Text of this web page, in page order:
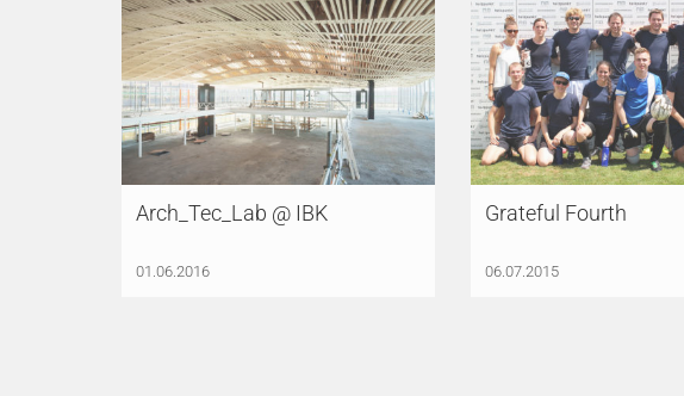
Arch_Tec_Lab @ IBK
01.06.2016
Grateful Fourth
06.07.2015